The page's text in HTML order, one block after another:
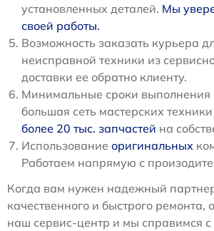
установленных деталей. Мы
своей работы.
Возможность заказать курьера
неисправной техники из
доставки ее обратно клиенту.
Минимальные сроки
большая сеть мастерских
более 20 тыс. запчастей на
Использование оригинальных
Работаем напрямую с
Когда вам нужен надежный
качественного и быстрого ремонта,
наш сервис-центр и мы справимся